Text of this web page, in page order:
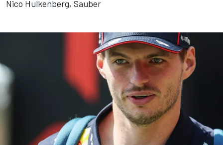
Nico Hulkenberg, Sauber